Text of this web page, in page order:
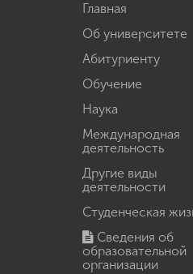
Главная
Об университете
Абитуриенту
Обучение
Наука
Международная
деятельность
Другие виды
деятельности
Студенческая
Сведения об
образовательной
организации